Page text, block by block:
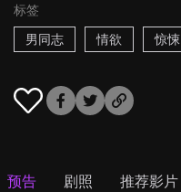
标签
男同志
情欲 惊悚
预告 剧照 推荐影片